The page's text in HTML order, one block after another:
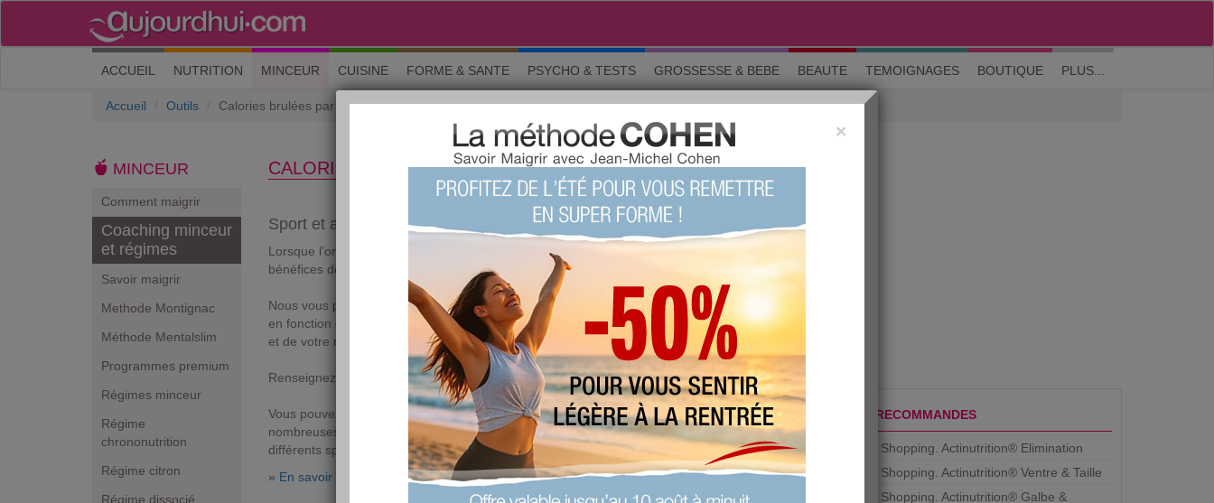
M'inscrire| Me connecter| ? Visite guidée
ACCUEIL (current)
NUTRITION MINCEUR CUISINE FORME & SANTE PSYCHO & TESTS GROSSESSE & BEBE BEAUTE TEMOIGNAGES BOUTIQUE PLUS...
Accueil Outils Calories brulées par sport
MINCEUR
Comment maigrir
Coaching minceur
et régimes
Savoir maigrir
Methode Montignac
Méthode Mentalslim
Programmes premium
Régimes minceur
Régime
chrononutrition
Régime citron
Régime dissocié
CALORIES BRULÉES PAR SPORT
Sport et amincissement : quelques points à noter.
Lorsque l’on fait du sport, on a besoin de se rendre compte des
bénéfices de nos efforts, c’est une façon de se motiver.
Nous vous proposons donc de calculer le nombre de calories brûlées,
en fonction de la durée de l’exercice physique, de l’activité pratiquée
et de votre morphologie.
Renseignez les champs suivants et cliquez sur «Calculer».
Vous pouvez, grâce à notre outil de calcul des calories brûlées, comparer l’intensité de
nombreuses activités physiques. Ainsi, vous pourrez varier les plaisirs en pratiquant
différents sports, sans perdre en efficacité en termes de dépenses caloriques.
» En savoir plus sur les calories brûlées par le sport
PRODUITS RECOMMANDES
Aujourdhui Shopping. Actinutrition® Elimination
Aujourdhui Shopping. Actinutrition® Ventre & Taille
Aujourdhui Shopping. Actinutrition® Galbe &
×